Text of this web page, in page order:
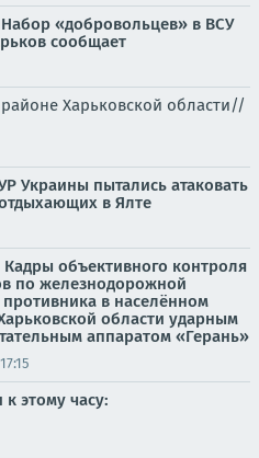
«добровольцев» в ВСУ
сообщает
Харьковской области//
Украины пытались атаковать
в Ялте
объективного контроля
по железнодорожной
в населённом
области ударным
аппаратом «Герань»
17:15
этому часу: